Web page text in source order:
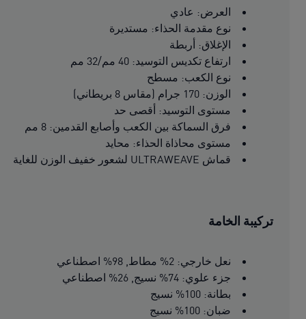
العرض: عادي
نوع مقدمة الحذاء: مستديرة
الإغلاق: أربطة
ارتفاع تكديس التوسيد: 40 مم/32 مم
نوع الكعب: مسطح
الوزن: 170 جرام (مقاس 8 بريطاني)
مستوى التوسيد: أقصى حد
فرق السماكة بين الكعب وأصابع القدمين: 8 مم
مستوى محاذاة الحذاء: محايد
قماش ULTRAWEAVE لشعور خفيف الوزن للغاية
تركيبة الخامة
نعل خارجي: 2% مطاط, 98% اصطناعي
جزء علوي: 74% نسيج, 26% اصطناعي
بطانة: 100% نسيج
ضبان: 100% نسيج